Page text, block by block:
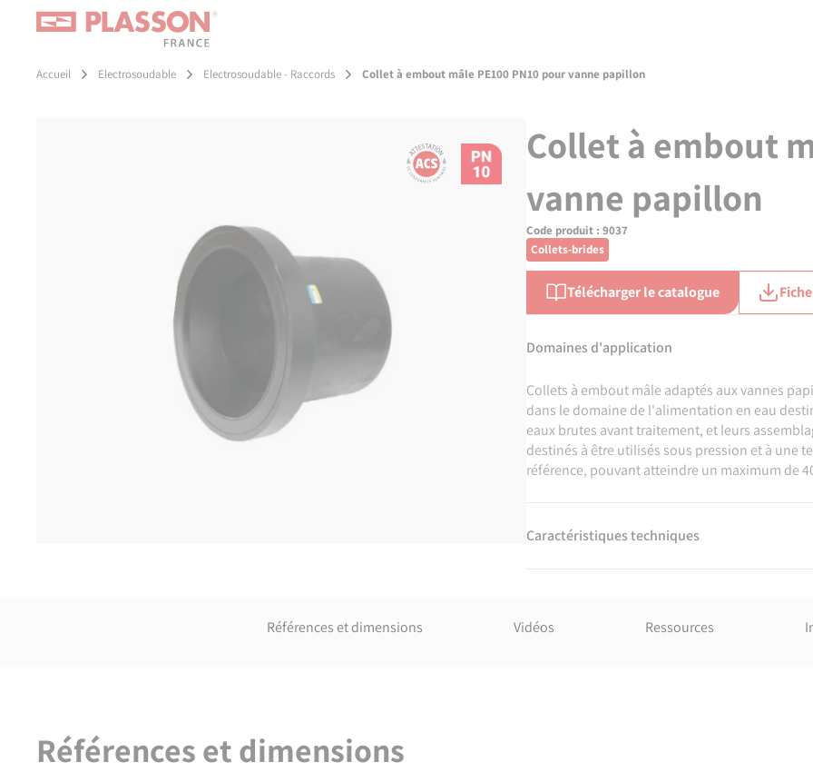
Accueil Electrosoudable Electrosoudable - Raccords Collet à embout mâle PE100 PN10 pour vanne papillon
Collet à embout
vanne papillon
Code produit :9037
Collets-brides
Télécharger le catalogue
Domaines d'application
Collets à embout mâle adaptés aux vannes
dans le domaine de l'alimentation en eau
eaux brutes avant traitement, et leurs
destinés à être utilisés sous pression et à une
référence, pouvant atteindre un maximum de
Caractéristiques techniques
Références normatives
Références et dimensions Vidéos Ressources
Références et dimensions